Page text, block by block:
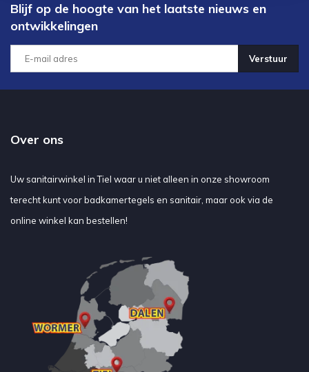
Blijf op de hoogte van het laatste nieuws en
ontwikkelingen
Verstuur
Over ons
Uw sanitairwinkel in Tiel waar u niet alleen in onze showroom
terecht kunt voor badkamertegels en sanitair, maar ook via de
online winkel kan bestellen!